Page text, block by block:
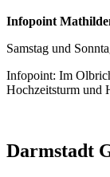
Infopoint
Samstag und
Infopoint: Im
Hochzeitsturm und
Darmstadt